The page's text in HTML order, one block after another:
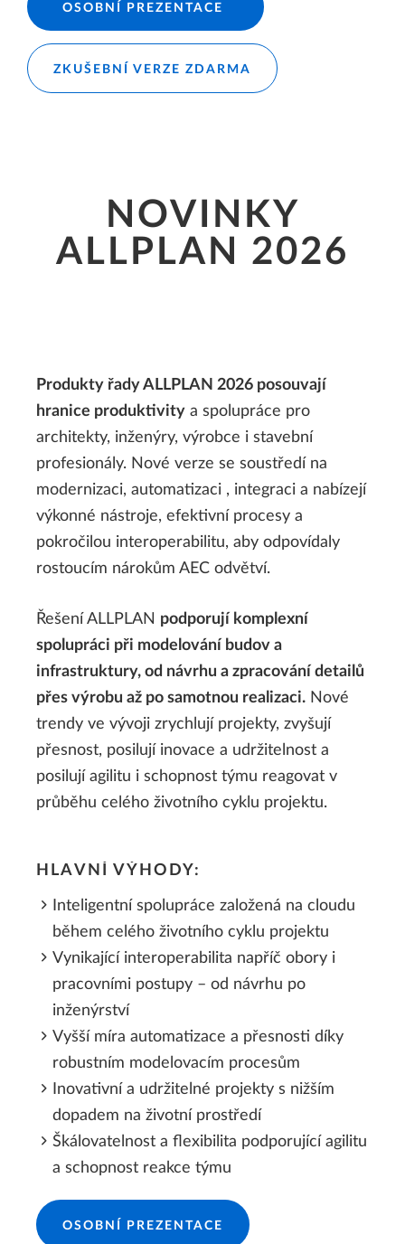
OSOBNÍ PREZENTACE
ZKUŠEBNÍ VERZE ZDARMA
NOVINKY
ALLPLAN 2026
Produkty řady ALLPLAN 2026 posouvají
hranice produktivity a spolupráce pro
architekty, inženýry, výrobce i stavební
profesionály. Nové verze se soustředí na
modernizaci, automatizaci , integraci a nabízejí
výkonné nástroje, efektivní procesy a
pokročilou interoperabilitu, aby odpovídaly
rostoucím nárokům AEC odvětví.
Řešení ALLPLAN podporují komplexní
spolupráci při modelování budov a
infrastruktury, od návrhu a zpracování detailů
přes výrobu až po samotnou realizaci. Nové
trendy ve vývoji zrychlují projekty, zvyšují
přesnost, posilují inovace a udržitelnost a
posilují agilitu i schopnost týmu reagovat v
průběhu celého životního cyklu projektu.
HLAVNÍ VÝHODY:​​
Inteligentní spolupráce založená na cloudu
během celého životního cyklu projektu
Vynikající interoperabilita napříč obory i
pracovními postupy – od návrhu po
inženýrství
Vyšší míra automatizace a přesnosti díky
robustním modelovacím procesům
Inovativní a udržitelné projekty s nižším
dopadem na životní prostředí
Škálovatelnost a flexibilita podporující agilitu
a schopnost reakce týmu
OSOBNÍ PREZENTACE